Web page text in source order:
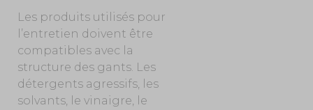
Les produits utilisés pour
l’entretien doivent être
compatibles avec la
structure des gants. Les
détergents agressifs, les
solvants, le vinaigre, le